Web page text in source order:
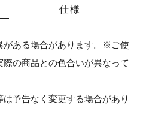
仕様
ある場合があります。※ご使
の商品との色合いが異なって
予告なく変更する場合があり